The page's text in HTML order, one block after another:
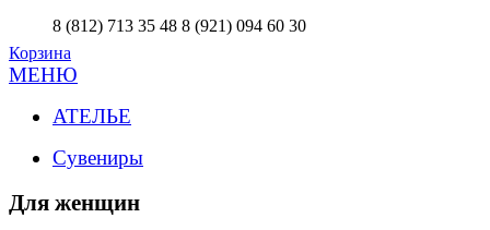
8 (812) 713 35 48 8 (921) 094 60 30
Корзина
МЕНЮ
АТЕЛЬЕ
Сувениры
Для женщин